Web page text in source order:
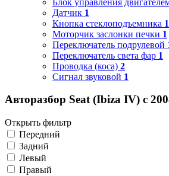
Датчик 1
Кнопка стеклоподъемника 1
Моторчик заслонки печки 1
Переключатель подрулевой
Переключатель света фар 1
Проводка (коса) 2
Сигнал звуковой 1
Авторазбор Seat (Ibiza IV) с
Открыть фильтр
Передний
Задний
Левый
Правый